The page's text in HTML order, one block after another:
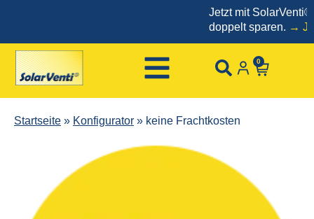
Jetzt mit SolarVenti®
doppelt sparen.→
0
Startseite » Konfigurator » keine Frachtkosten